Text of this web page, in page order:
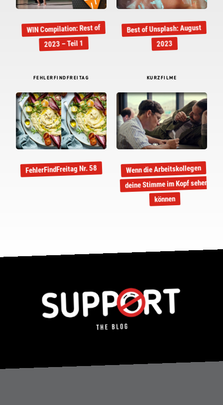
WIN Compilation: Rest of
2023 – Teil 1
Best of Unsplash: August
2023
FEHLERFINDFREITAG
FehlerFindFreitag Nr. 58
KURZFILME
Wenn die Arbeitskollegen
deine Stimme im Kopf sehen
können